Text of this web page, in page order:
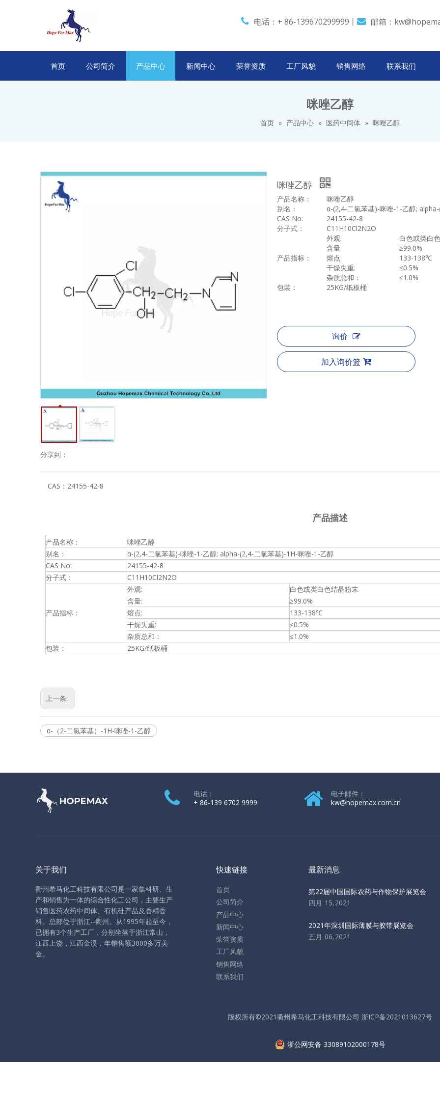
 电话：+ 86-139670299999丨  邮箱：
首页 公司简介 产品中心 新闻中心 荣誉资质 工厂风貌 销售网络 联系我们
咪唑乙醇
首页 » 产品中心 » 医药中间体 » 咪唑乙醇
分享到：
咪唑乙醇
产品名称：
咪唑乙醇
别名：
α-(2,4-二氯苯基)-咪唑-1-乙醇;
CAS No:
24155-42-8
分子式：
C11H10Cl2N2O
产品指标：
外观:
白色或类白
含量: ≥99.0%
熔点: 133-138℃
干燥失重: ≤0.5%
杂质总和：
≤1.0%
包装：
25KG/纸板桶
询价
加入询价篮
CAS： 24155-42-8
产品描述
产品名称：
咪唑乙醇
别名：
α-(2,4-二氯苯基)-咪唑-1-乙醇; alpha-(2,4-二氯苯基)-1H-咪唑-1-乙醇
CAS No:
24155-42-8
分子式：
C11H10Cl2N2O
产品指标：
外观:
白色或类白色结晶粉末
含量:
≥99.0%
熔点:
133-138℃
干燥失重:
≤0.5%
杂质总和：
≤1.0%
包装：
25KG/纸板桶
上一条:
α-（2-二氯苯基）-1H-咪唑-1-乙醇
电话：
+ 86-139 6702 9999
电子邮件：
kw@hopemax.com.cn
关于我们
衢州希马化工科技有限公司是一家集科研、生
产和销售为一体的综合性化工公司，主要生产
销售医药农药中间体、有机硅产品及香精香
料。 总部位于浙江--衢州。从1995年起至今，
已拥有3个生产工厂，分别坐落于浙江常山，
江西上饶，江西金溪，年销售额3000多万美
金。
快速链接
首页
公司简介
产品中心
新闻中心
荣誉资质
工厂风貌
销售网络
联系我们
最新消息
第22届中国国际农药与作物保护展览会
四月 15,2021
2021年深圳国际薄膜与胶带展览会
五月 06,2021
版权所有©2021衢州希马化工科技有限公司​​​​​​​ 浙ICP备2021013627号
浙公网安备 33089102000178号